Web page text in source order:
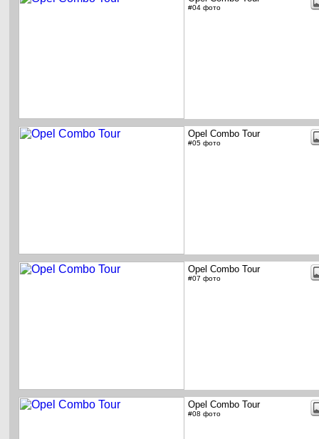
#04 фото
Opel Combo Tour
#05 фото
Opel Combo Tour
#07 фото
Opel Combo Tour
#08 фото